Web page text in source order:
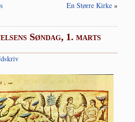
En Større Kirke »
Søndag, 1. marts